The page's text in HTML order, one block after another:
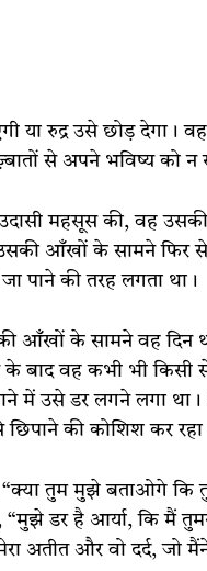
या रुद्र उसे छोड़
से अपने भविष्य को न
महसूस की, वह
आँखों के सामने फिर
पाने की तरह लगता था।
आँखों के सामने वह दिन
बाद वह कभी भी किसी
में उसे डर लगने लगा था।
की कोशिश कर रहा
तुम मुझे बताओगे कि
“मुझे डर है आर्या, कि मैं
अतीत और वो दर्द,